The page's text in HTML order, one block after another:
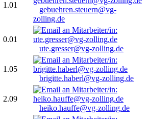
1.01
gebuehren.steuern@vg-
zolling.de
0.01
ute.gresser@vg-zolling.de
1.05
brigitte.haberl@vg-zolling.de
2.09
heiko.hauffe@vg-zolling.de